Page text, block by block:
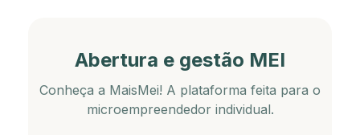
Abertura e gestão MEI
Conheça a MaisMei! A plataforma feita para o
microempreendedor individual.